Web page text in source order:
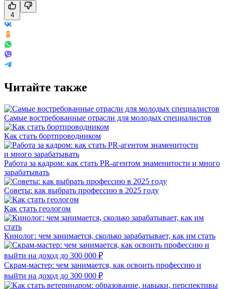
4
Читайте также
Самые востребованные отрасли для молодых специалистов
Как стать бортпроводником
Работа за кадром: как стать PR-агентом знаменитости и много
зарабатывать
Советы: как выбрать профессию в 2025 году
Как стать геологом
Кинолог: чем занимается, сколько зарабатывает, как им стать
Скрам-мастер: чем занимается, как освоить профессию и
выйти на доход до 300 000 ₽